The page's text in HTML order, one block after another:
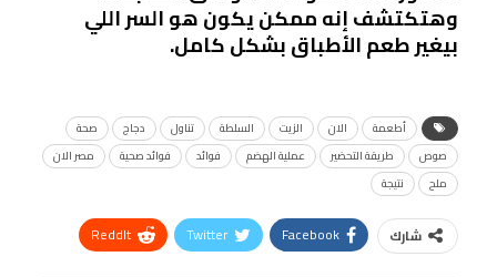
وهتكتشف إنه ممكن يكون هو السر اللي
بيغير طعم الأطباق بشكل كامل.
أطعمة الان الزيت السلطة تناول دجاج
صحة
صوص
طريقة التحضير عملية الهضم فوائد فوائد صحية
مصر الان
ملح
نتيجة
شارك Facebook
Twitter
ReddIt